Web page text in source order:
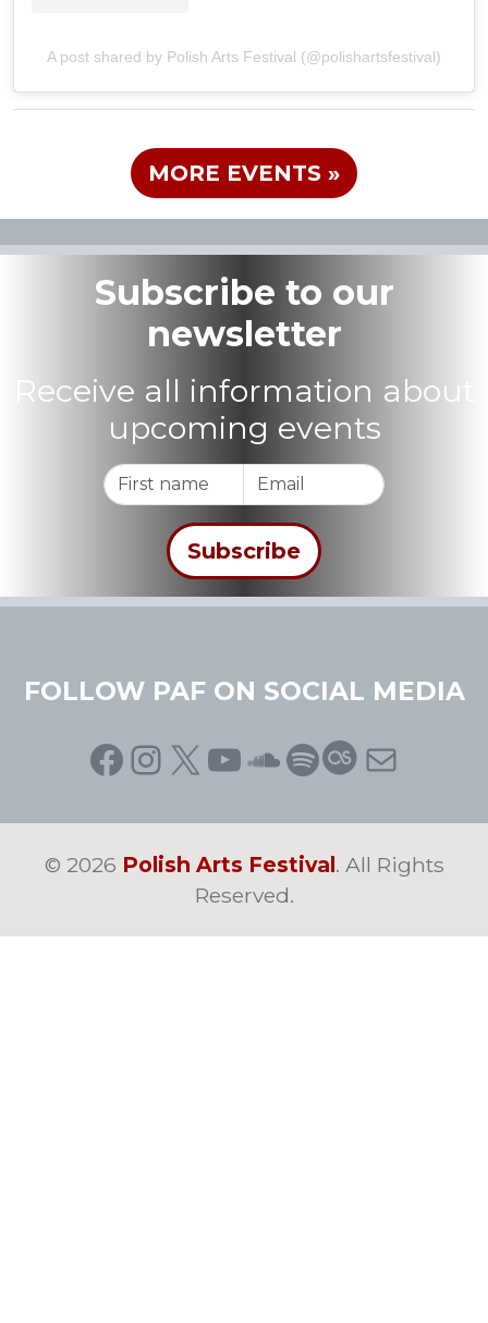
A post shared by Polish Arts Festival (@polishartsfestival)
MORE EVENTS »
Subscribe to our
newsletter
Receive all information about
upcoming events
FOLLOW PAF ON SOCIAL MEDIA
Facebook
Instagram
X YouTube
SoundCloud
Spotify
Last.fm
Mail
© 2026 Polish Arts Festival. All Rights
Reserved.